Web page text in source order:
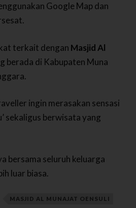
Google Map dan
terkait dengan Masjid Al
berada di Kabupaten Muna
ingin merasakan sensasi
sekaligus berwisata yang
bersama seluruh keluarga
luar biasa.
MASJID AL MUNAJAT OENSULI